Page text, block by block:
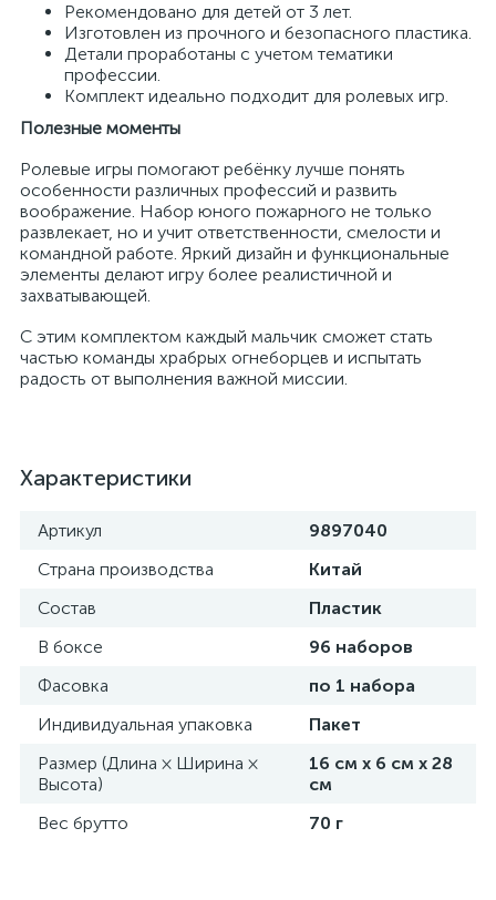
Рекомендовано для детей от 3 лет.
Изготовлен из прочного и безопасного пластика.
Детали проработаны с учетом тематики
профессии.
Комплект идеально подходит для ролевых игр.
Полезные моменты
Ролевые игры помогают ребёнку лучше понять
особенности различных профессий и развить
воображение. Набор юного пожарного не только
развлекает, но и учит ответственности, смелости и
командной работе. Яркий дизайн и функциональные
элементы делают игру более реалистичной и
захватывающей.
С этим комплектом каждый мальчик сможет стать
частью команды храбрых огнеборцев и испытать
радость от выполнения важной миссии.
Характеристики
Артикул
9897040
Страна производства
Китай
Состав
Пластик
В боксе
96 наборов
Фасовка
по 1 набора
Индивидуальная упаковка
Пакет
Размер (Длина × Ширина ×
Высота)
16 см х 6 см х 28
см
Вес брутто
70 г